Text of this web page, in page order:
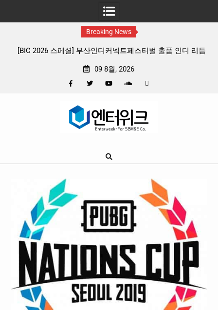
Breaking News
페스티벌 출품 인디 리듬
판타지 케이팝 애니메이션 ‘고스트밴드
09 8월, 2026
Google